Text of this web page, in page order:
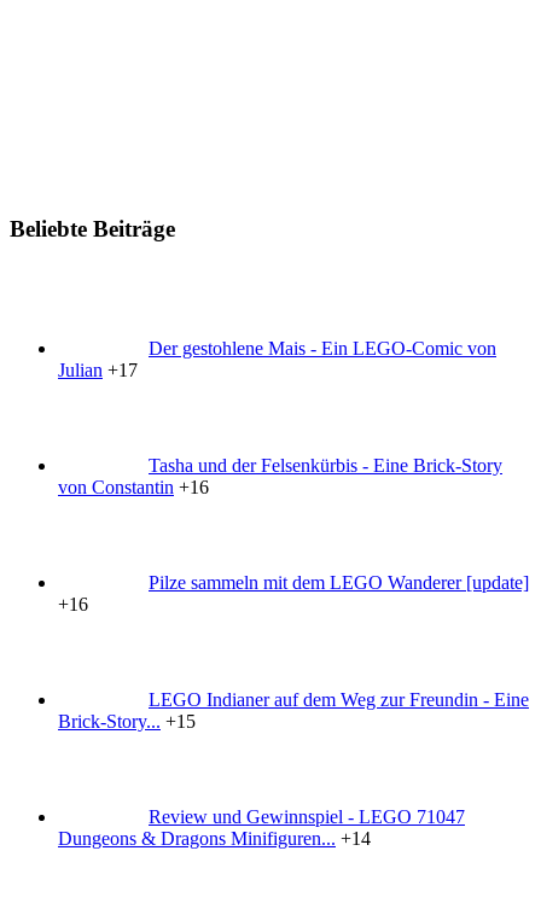
Beliebte Beiträge
Der gestohlene Mais - Ein LEGO-Comic von
Julian +17
Tasha und der Felsenkürbis - Eine Brick-Story
von Constantin +16
Pilze sammeln mit dem LEGO Wanderer [update]
+16
LEGO Indianer auf dem Weg zur Freundin - Eine
Brick-Story... +15
Review und Gewinnspiel - LEGO 71047
Dungeons & Dragons Minifiguren... +14